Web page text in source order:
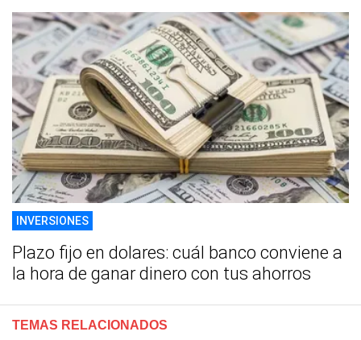
INVERSIONES
Plazo fijo en dolares: cuál banco conviene a
la hora de ganar dinero con tus ahorros
TEMAS RELACIONADOS